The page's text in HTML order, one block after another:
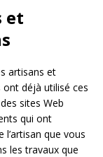
et
artisans et
ont déjà utilisé ces
sites Web
qui ont
l’artisan que vous
les travaux que